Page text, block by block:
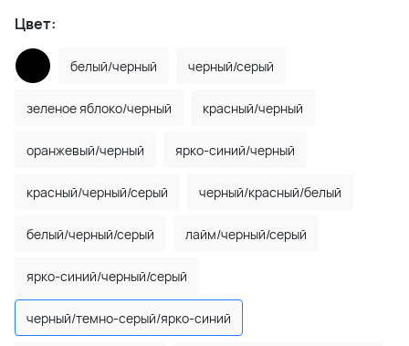
Цвет:
белый/черный черный/серый
зеленое яблоко/черный красный/черный
оранжевый/черный ярко-синий/черный
красный/черный/серый черный/красный/белый
белый/черный/серый лайм/черный/серый
ярко-синий/черный/серый
черный/темно-серый/ярко-синий